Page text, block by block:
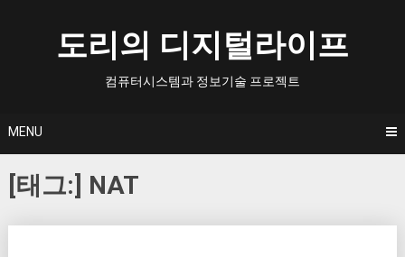
도리의 디지털라이프
컴퓨터시스템과 정보기술 프로젝트
MENU
[태그:] NAT